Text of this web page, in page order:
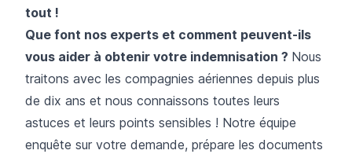
tout !
Que font nos experts et comment peuvent-ils
vous aider à obtenir votre indemnisation ? Nous
traitons avec les compagnies aériennes depuis plus
de dix ans et nous connaissons toutes leurs
astuces et leurs points sensibles ! Notre équipe
enquête sur votre demande, prépare les documents